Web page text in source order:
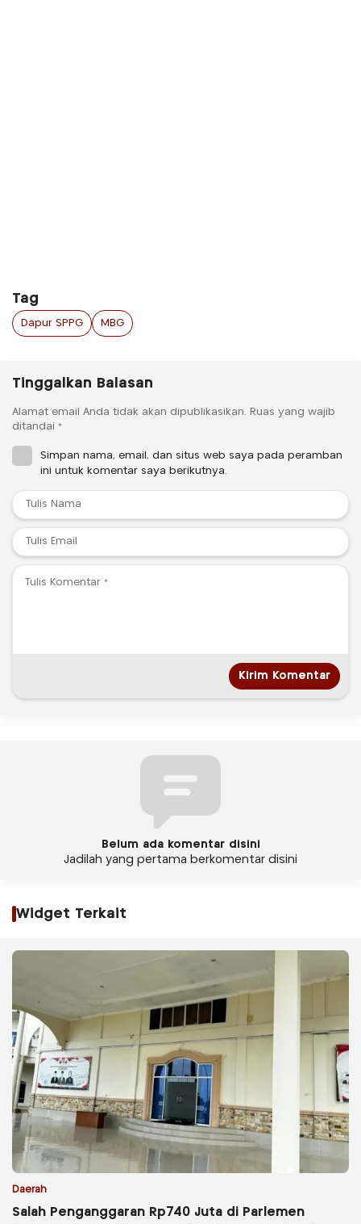
Tag
Dapur SPPG MBG
Tinggalkan Balasan
Alamat email Anda tidak akan dipublikasikan. Ruas yang wajib
ditandai *
Simpan nama, email, dan situs web saya pada peramban
ini untuk komentar saya berikutnya.
Belum ada komentar disini
Jadilah yang pertama berkomentar disini
Widget Terkait
Daerah
Salah Penganggaran Rp740 Juta di Parlemen